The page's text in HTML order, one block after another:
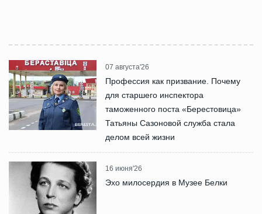
07 августа'26
Профессия как призвание. Почему
для старшего инспектора
таможенного поста «Берестовица»
Татьяны Сазоновой служба стала
делом всей жизни
16 июня'26
Эхо милосердия в Музее Белки